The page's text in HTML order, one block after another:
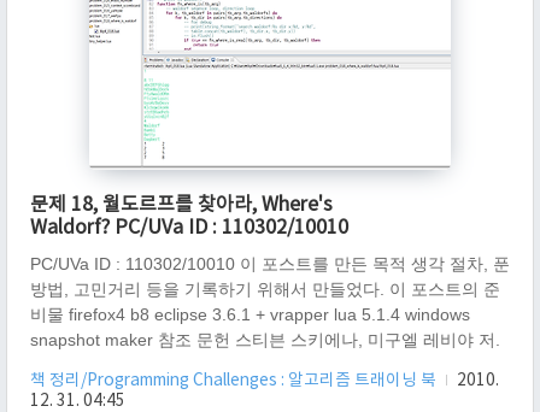
문제 18, 월도르프를 찾아라, Where's
Waldorf? PC/UVa ID : 110302/10010
PC/UVa ID : 110302/10010 이 포스트를 만든 목적 생각 절차, 푼
방법, 고민거리 등을 기록하기 위해서 만들었다. 이 포스트의 준
비물 firefox4 b8 eclipse 3.6.1 + vrapper lua 5.1.4 windows
snapshot maker 참조 문헌 스티븐 스키에나, 미구엘 레비야 저.
Springer. 한빛미디어 초판 2쇄 2004.12.05. (문제 18, 월도르프
책 정리/Programming Challenges : 알고리즘 트래이닝 북
2010.
12. 31. 04:45